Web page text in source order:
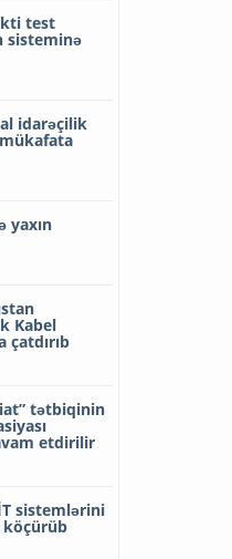
test
sisteminə
idarəçilik
yaxın
Kabel
tətbiqinin
etdirilir
sistemlərini
köçürüb